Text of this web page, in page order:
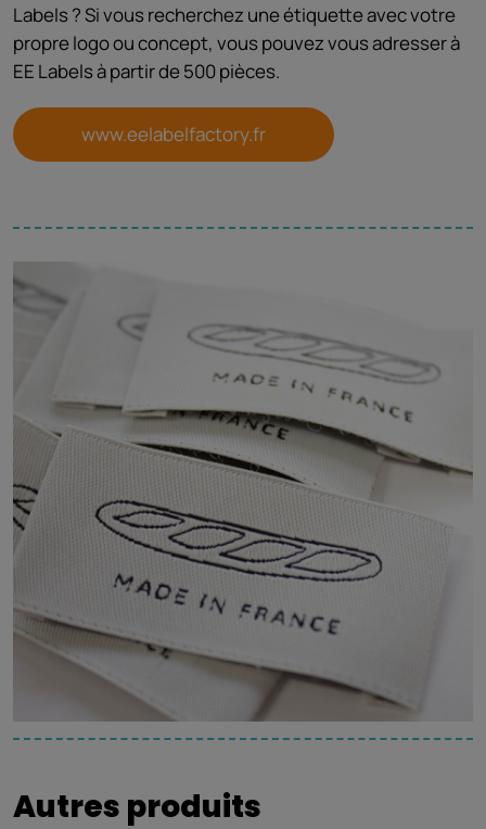
Labels ? Si vous recherchez une étiquette avec votre
propre logo ou concept, vous pouvez vous adresser à
EE Labels à partir de 500 pièces.
www.eelabelfactory.fr
Autres produits